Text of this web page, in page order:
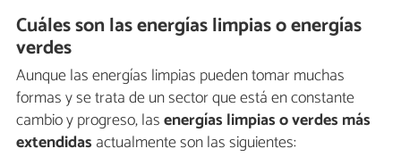
Cuáles son las energías limpias o energías
verdes
Aunque las energías limpias pueden tomar muchas
formas y se trata de un sector que está en constante
cambio y progreso, lasenergías limpias o verdes más
extendidas actualmente son las siguientes: